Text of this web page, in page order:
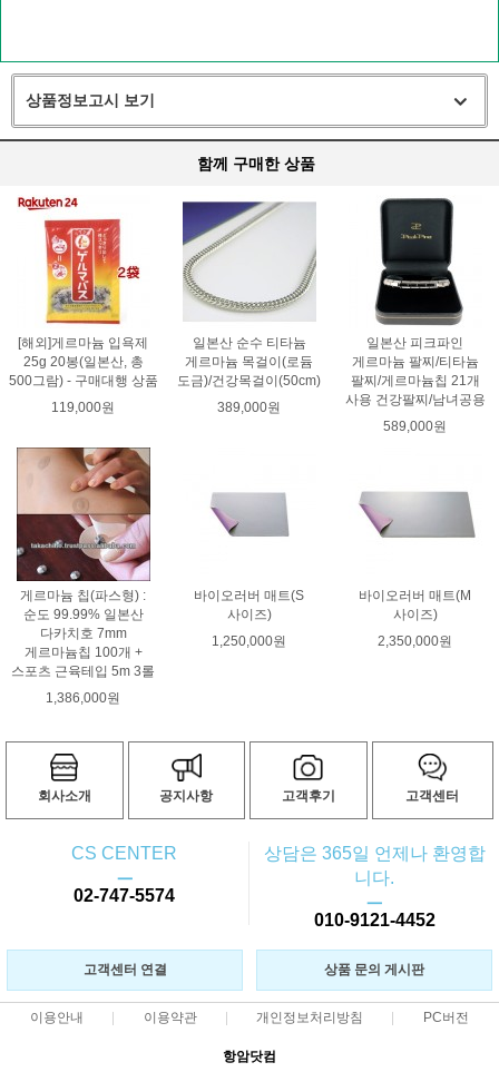
상품정보고시 보기
함께 구매한 상품
[해외]게르마늄 입욕제
25g 20봉(일본산, 총
500그람) - 구매대행 상품
119,000원
일본산 순수 티타늄
게르마늄 목걸이(로듐
도금)/건강목걸이(50cm)
389,000원
일본산 피크파인
게르마늄 팔찌/티타늄
팔찌/게르마늄칩 21개
사용 건강팔찌/남녀공용
589,000원
게르마늄 칩(파스형) :
순도 99.99% 일본산
다카치호 7mm
게르마늄칩 100개 +
스포츠 근육테입 5m 3롤
1,386,000원
바이오러버 매트(S
사이즈)
1,250,000원
바이오러버 매트(M
사이즈)
2,350,000원
회사소개 공지사항 고객후기 고객센터
CS CENTER
ㅡ
02-747-5574
상담은 365일 언제나 환영합
니다.
ㅡ
010-9121-4452
고객센터 연결 상품 문의 게시판
이용안내 이용약관 개인정보처리방침 PC버전
항암닷컴